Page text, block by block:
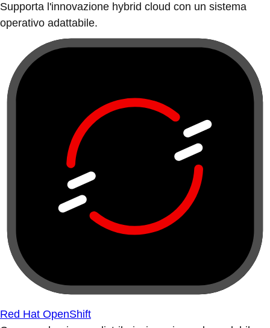
Supporta l'innovazione hybrid cloud con un sistema
operativo adattabile.
Red Hat OpenShift